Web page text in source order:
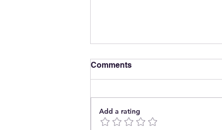
Comments
Add a rating